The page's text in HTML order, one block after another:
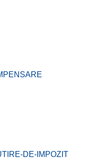
DE-IMPOZIT